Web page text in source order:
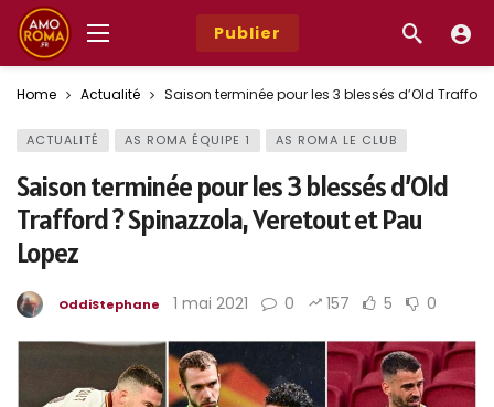
Publier
Home Actualité Saison terminée pour les 3 blessés d’Old
ACTUALITÉ AS ROMA ÉQUIPE 1 AS ROMA LE CLUB
Saison terminée pour les 3 blessés d’Old
Trafford ? Spinazzola, Veretout et Pau
Lopez
OddiStephane 1 mai 2021 0 157 5 0